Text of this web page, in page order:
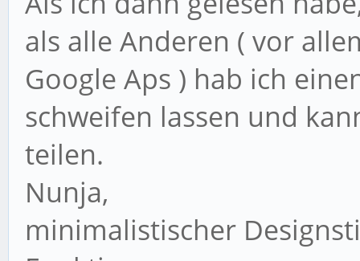
als alle Anderen ( vor
Google Aps ) hab ich
schweifen lassen und
teilen.
Nunja,
minimalistischer